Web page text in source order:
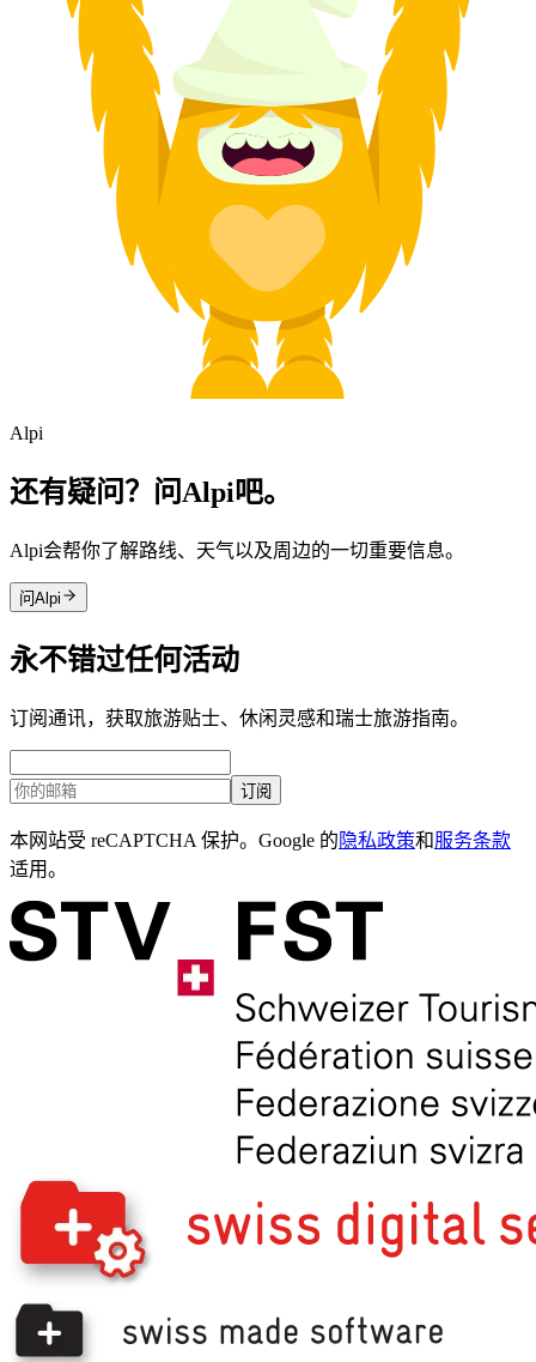
Alpi
还有疑问？问Alpi吧。
Alpi会帮你了解路线、天气以及周边的一切重要信息。
问Alpi
永不错过任何活动
订阅通讯，获取旅游贴士、休闲灵感和瑞士旅游指南。
订阅
本网站受 reCAPTCHA 保护。Google 的 隐私政策和服务条款
适用。